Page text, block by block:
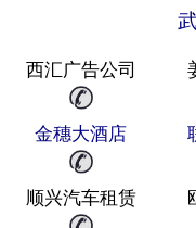
西汇广告公司
金穗大酒店
顺兴汽车租赁